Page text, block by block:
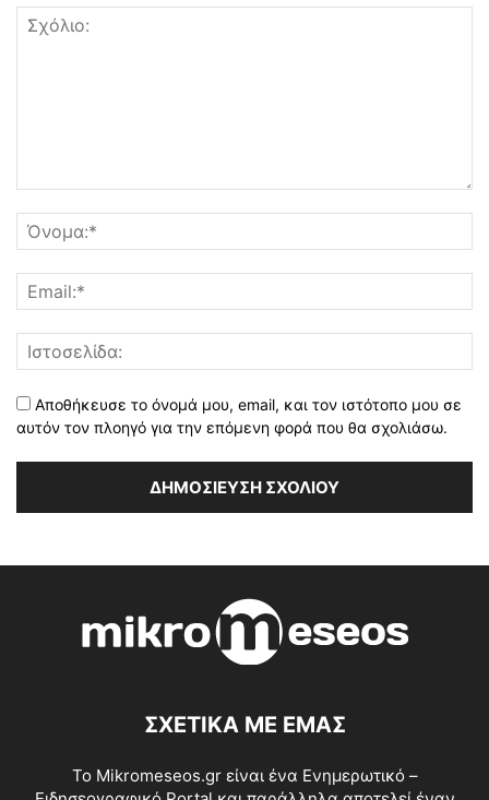
Αποθήκευσε το όνομά μου, email, και τον ιστότοπο μου σε
αυτόν τον πλοηγό για την επόμενη φορά που θα σχολιάσω.
ΣΧΕΤΙΚΑ ΜΕ ΕΜΑΣ
Το Mikromeseos.gr είναι ένα Ενημερωτικό –